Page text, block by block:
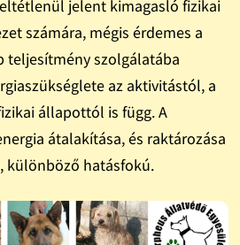
jelent kimagasló fizikai
számára, mégis érdemes a
teljesítmény szolgálatába
az aktivitástól, a
állapottól is függ. A
átalakítása, és raktározása
különböző hatásfokú.